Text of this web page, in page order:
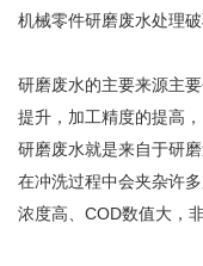
机械零件研磨废水处理破
研磨废水的主要来源主
提升，加工精度的提高
研磨废水就是来自于研
在冲洗过程中会夹杂许
浓度高、COD数值大，